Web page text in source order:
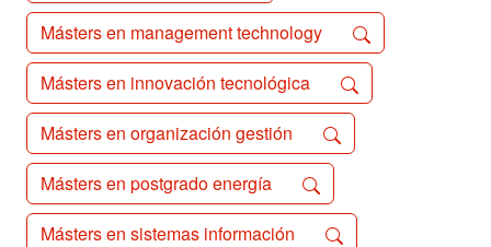
Másters en management technology
Másters en innovación tecnológica
Másters en organización gestión
Másters en postgrado energía
Másters en sistemas información